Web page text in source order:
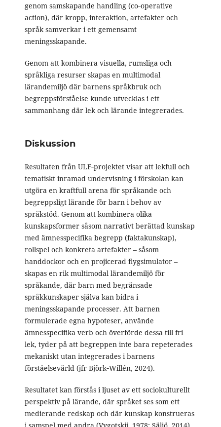
genom samskapande handling (co‑operative
action), där kropp, interaktion, artefakter och
språk samverkar i ett gemensamt
meningsskapande.
Genom att kombinera visuella, rumsliga och
språkliga resurser skapas en multimodal
lärandemiljö där barnens språkbruk och
begreppsförståelse kunde utvecklas i ett
sammanhang där lek och lärande integrerades.
Diskussion
Resultaten från ULF‑projektet visar att lekfull och
tematiskt inramad undervisning i förskolan kan
utgöra en kraftfull arena för språkande och
begreppsligt lärande för barn i behov av
språkstöd. Genom att kombinera olika
kunskapsformer såsom narrativt berättad kunskap
med ämnesspecifika begrepp (faktakunskap),
rollspel och konkreta artefakter – såsom
handdockor och en projicerad flygsimulator –
skapas en rik multimodal lärandemiljö för
språkande, där barn med begränsade
språkkunskaper själva kan bidra i
meningsskapande processer. Att barnen
formulerade egna hypoteser, använde
ämnesspecifika verb och överförde dessa till fri
lek, tyder på att begreppen inte bara repeterades
mekaniskt utan integrerades i barnens
förståelsevärld (jfr Björk‑Willén, 2024).
Resultatet kan förstås i ljuset av ett sociokulturellt
perspektiv på lärande, där språket ses som ett
medierande redskap och där kunskap konstrueras